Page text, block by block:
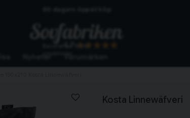
Snabba leveranser
Kosta Linnewäfveri